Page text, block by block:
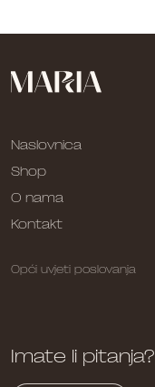
Naslovnica
Shop
O nama
Kontakt
Opći uvjeti poslovanja
Imate li pitanja?